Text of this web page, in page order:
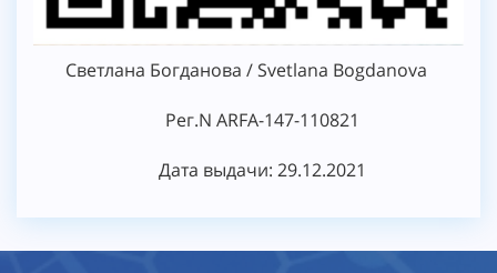
Светлана Богданова / Svetlana Bogdanova
Рег.N ARFA-147-110821
Дата выдачи: 29.12.2021